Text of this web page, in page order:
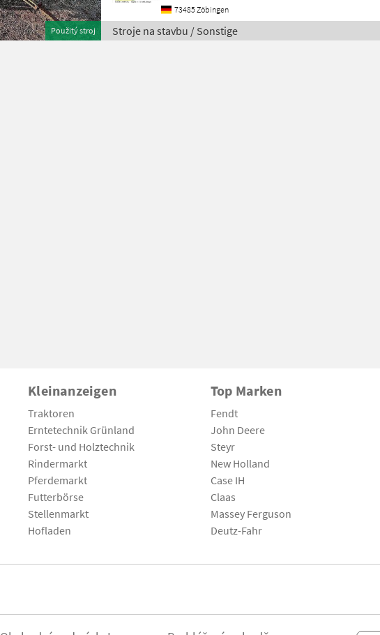
Použitý stroj
73485 Zöbingen
Stroje na stavbu / Sonstige
Kleinanzeigen
Traktoren
Erntetechnik Grünland
Forst- und Holztechnik
Rindermarkt
Pferdemarkt
Futterbörse
Stellenmarkt
Hofladen
Top Marken
Fendt
John Deere
Steyr
New Holland
Case IH
Claas
Massey Ferguson
Deutz-Fahr